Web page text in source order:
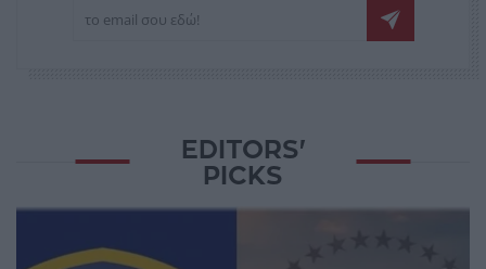
EDITORS'
PICKS